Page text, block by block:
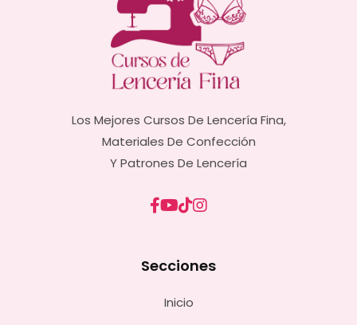
Los Mejores Cursos De Lencería Fina,
Materiales De Confección
Y Patrones De Lencería
Secciones
Inicio